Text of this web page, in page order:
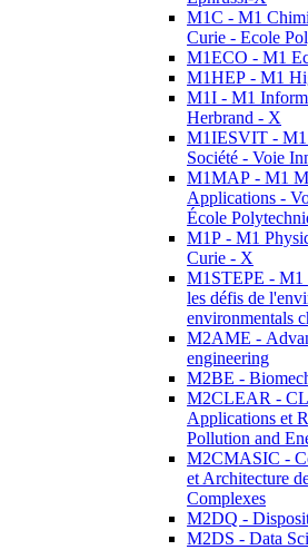
M1C - M1
Curie - Ecole
M1ECO - M1
M1HEP - M1
M1I - M1
Herbrand - X
M1IESVIT - M1
Société - Voie
M1MAP - M1
Applications -
École
M1P - M1
Curie - X
M1STEPE - M1
les défis de
environmentals
M2AME -
engineering
M2BE -
M2CLEAR -
Applications et
Pollution and
M2CMASIC -
et Architecture
Complexes
M2DQ -
M2DS - Data